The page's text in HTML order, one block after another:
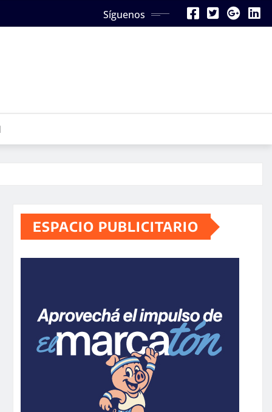
Síguenos
ESPACIO PUBLICITARIO